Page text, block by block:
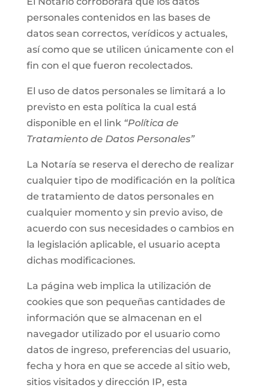
personales contenidos en las bases de
datos sean correctos, verídicos y actuales,
así como que se utilicen únicamente con el
fin con el que fueron recolectados.
El uso de datos personales se limitará a lo
previsto en esta política la cual está
disponible en el link “Política de
Tratamiento de Datos Personales”
La Notaría se reserva el derecho de realizar
cualquier tipo de modificación en la política
de tratamiento de datos personales en
cualquier momento y sin previo aviso, de
acuerdo con sus necesidades o cambios en
la legislación aplicable, el usuario acepta
dichas modificaciones.
La página web implica la utilización de
cookies que son pequeñas cantidades de
información que se almacenan en el
navegador utilizado por el usuario como
datos de ingreso, preferencias del usuario,
fecha y hora en que se accede al sitio web,
sitios visitados y dirección IP, esta